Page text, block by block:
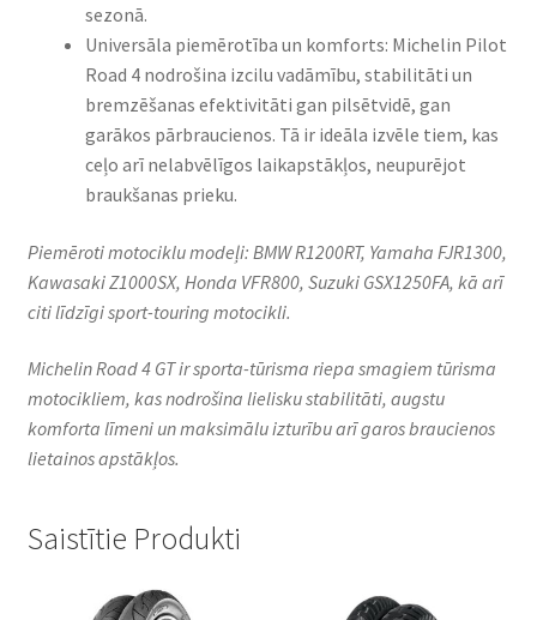
sezonā.
Universāla piemērotība un komforts: Michelin Pilot
Road 4 nodrošina izcilu vadāmību, stabilitāti un
bremzēšanas efektivitāti gan pilsētvidē, gan
garākos pārbraucienos. Tā ir ideāla izvēle tiem, kas
ceļo arī nelabvēlīgos laikapstākļos, neupurējot
braukšanas prieku.
Piemēroti motociklu modeļi: BMW R1200RT, Yamaha FJR1300,
Kawasaki Z1000SX, Honda VFR800, Suzuki GSX1250FA, kā arī
citi līdzīgi sport-touring motocikli.
Michelin Road 4 GT ir sporta-tūrisma riepa smagiem tūrisma
motocikliem, kas nodrošina lielisku stabilitāti, augstu
komforta līmeni un maksimālu izturību arī garos braucienos
lietainos apstākļos.
Saistītie Produkti